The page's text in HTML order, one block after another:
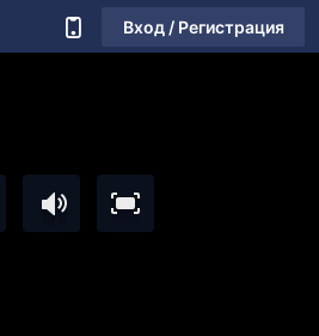
Вход / Регистрация